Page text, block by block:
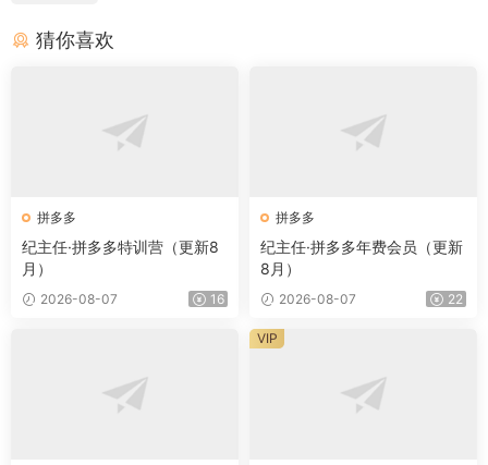
猜你喜欢
拼多多
纪主任·拼多多特训营（更新8
月）
2026-08-07 16
拼多多
纪主任·拼多多年费会员（更新
8月）
2026-08-07 22
VIP